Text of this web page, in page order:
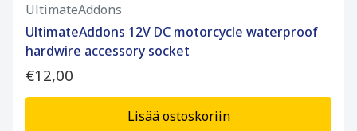
UltimateAddons
UltimateAddons 12V DC motorcycle waterproof
hardwire accessory socket
€12,00
Lisää ostoskoriin